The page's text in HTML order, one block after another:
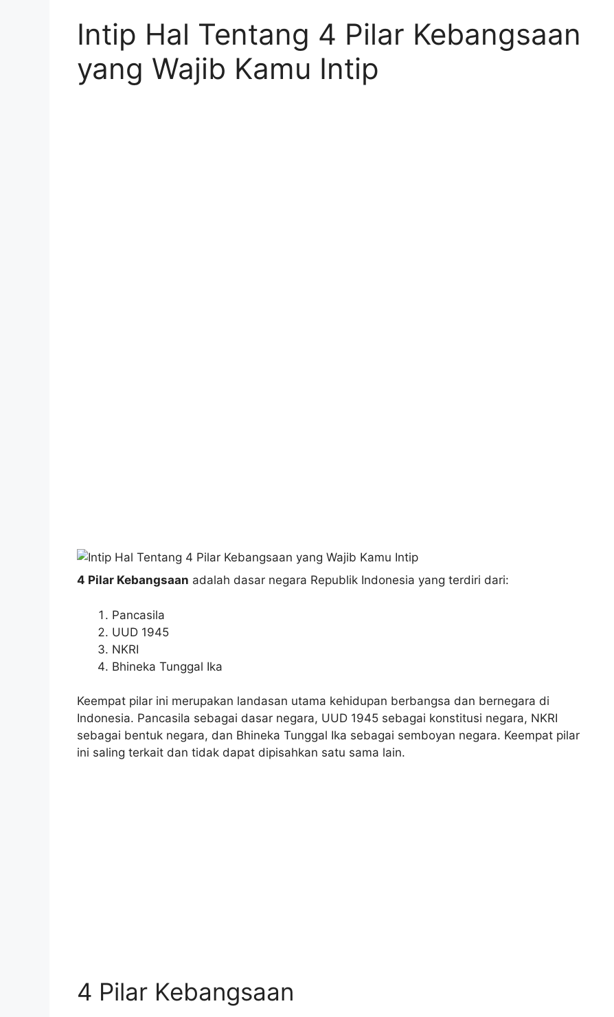
Intip Hal Tentang 4 Pilar Kebangsaan
yang Wajib Kamu Intip
4 Pilar Kebangsaan adalah dasar negara Republik Indonesia yang terdiri dari:
Pancasila
UUD 1945
NKRI
Bhineka Tunggal Ika
Keempat pilar ini merupakan landasan utama kehidupan berbangsa dan bernegara di
Indonesia. Pancasila sebagai dasar negara, UUD 1945 sebagai konstitusi negara, NKRI
sebagai bentuk negara, dan Bhineka Tunggal Ika sebagai semboyan negara. Keempat pilar
ini saling terkait dan tidak dapat dipisahkan satu sama lain.
4 Pilar Kebangsaan